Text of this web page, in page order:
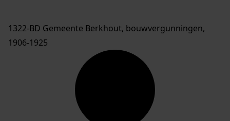
1322-BD Gemeente Berkhout, bouwvergunningen,
1906-1925